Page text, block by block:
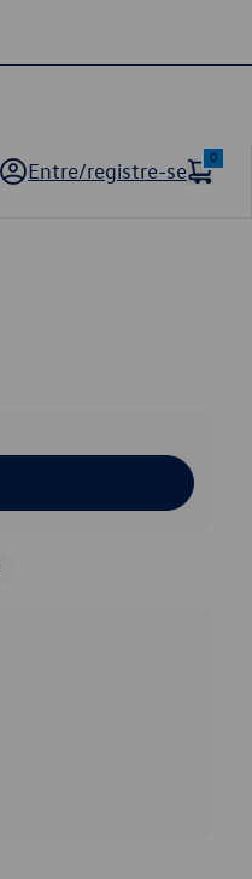
Entre/registre-se
0